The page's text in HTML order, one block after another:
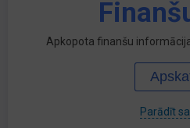
Apkopota finanšu
Parādīt